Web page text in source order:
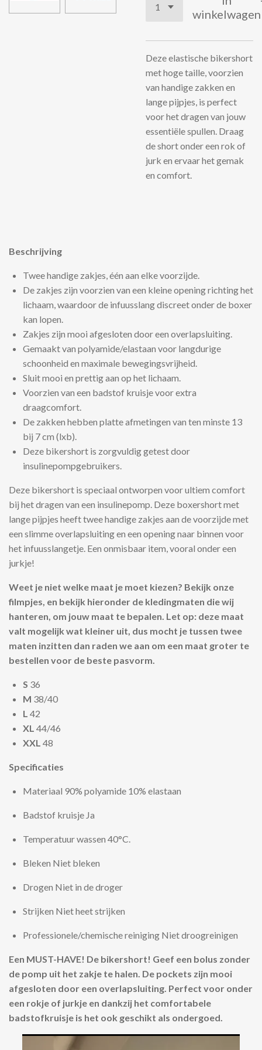
winkelwagen
Deze elastische bikershort
met hoge taille, voorzien
van handige zakken en
lange pijpjes, is perfect
voor het dragen van jouw
essentiële spullen. Draag
de short onder een rok of
jurk en ervaar het gemak
en comfort.
Beschrijving
Twee handige zakjes, één aan elke voorzijde.
De zakjes zijn voorzien van een kleine opening richting het
lichaam, waardoor de infuusslang discreet onder de boxer
kan lopen.
Zakjes zijn mooi afgesloten door een overlapsluiting.
Gemaakt van polyamide/elastaan voor langdurige
schoonheid en maximale bewegingsvrijheid.
Sluit mooi en prettig aan op het lichaam.
Voorzien van een badstof kruisje voor extra
draagcomfort.
De zakken hebben platte afmetingen van ten minste 13
bij 7 cm (lxb).
Deze bikershort is zorgvuldig getest door
insulinepompgebruikers.
Deze bikershort is speciaal ontworpen voor ultiem comfort
bij het dragen van een insulinepomp. Deze boxershort met
lange pijpjes heeft twee handige zakjes aan de voorzijde met
een slimme overlapsluiting en een opening naar binnen voor
het infuusslangetje. Een onmisbaar item, vooral onder een
jurkje!
Weet je niet welke maat je moet kiezen? Bekijk onze
filmpjes, en bekijk hieronder de kledingmaten die wij
hanteren, om jouw maat te bepalen. Let op: deze maat
valt mogelijk wat kleiner uit, dus mocht je tussen twee
maten inzitten dan raden we aan om een maat groter te
bestellen voor de beste pasvorm.
S 36
M 38/40
L 42
XL 44/46
XXL 48
Specificaties
Materiaal 90% polyamide 10% elastaan
Badstof kruisje Ja
Temperatuur wassen 40°C.
Bleken Niet bleken
Drogen Niet in de droger
Strijken Niet heet strijken
Professionele/chemische reiniging Niet droogreinigen
Een MUST-HAVE! De bikershort! Geef een bolus zonder
de pomp uit het zakje te halen. De pockets zijn mooi
afgesloten door een overlapsluiting. Perfect voor onder
een rokje of jurkje en dankzij het comfortabele
badstofkruisje is het ook geschikt als ondergoed.